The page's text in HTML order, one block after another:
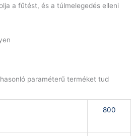
a fűtést, és a túlmelegedés elleni
paraméterű terméket tud
800